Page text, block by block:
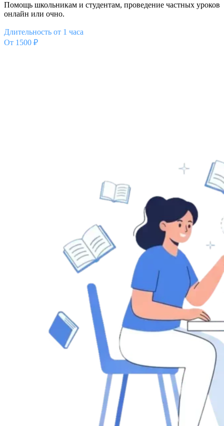
Помощь школьникам и студентам, проведение частных уроков
онлайн или очно.
Длительность от 1 часа
От 1500 ₽